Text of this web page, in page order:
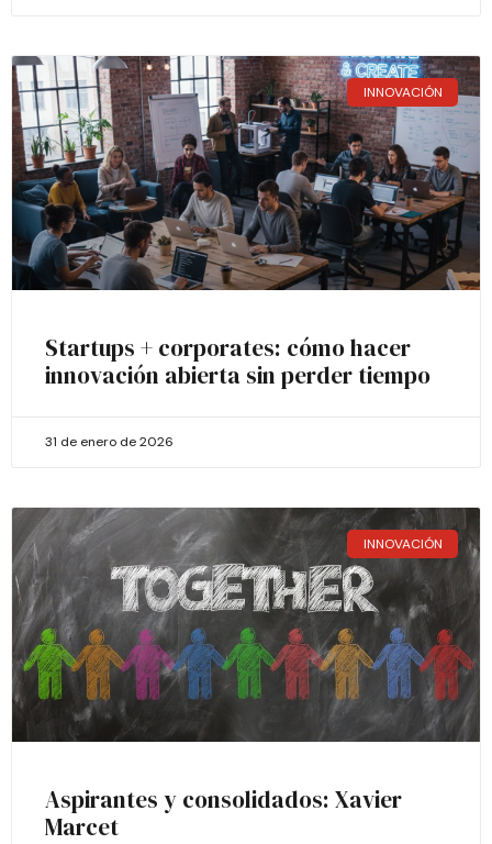
INNOVACIÓN
Startups + corporates: cómo hacer
innovación abierta sin perder tiempo
31 de enero de 2026
INNOVACIÓN
Aspirantes y consolidados: Xavier
Marcet